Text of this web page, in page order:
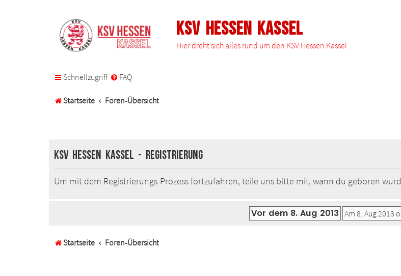
KSV Hessen Kassel
Hier dreht sich alles rund um den KSV Hessen Kassel
Schnellzugriff FAQ
Startseite Foren-Übersicht
KSV Hessen Kassel - Registrierung
Um mit dem Registrierungs-Prozess fortzufahren, teile uns bitte mit, wann du geboren
Startseite Foren-Übersicht